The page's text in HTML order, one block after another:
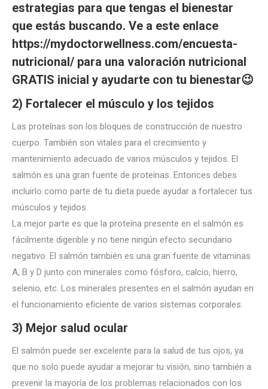
estrategias para que tengas el bienestar
que estás buscando. Ve a este enlace
https://mydoctorwellness.com/encuesta-
nutricional/ para una valoración nutricional
GRATIS inicial y ayudarte con tu bienestar😉
2) Fortalecer el músculo y los tejidos
Las proteínas son los bloques de construcción de nuestro
cuerpo. También son vitales para el crecimiento y
mantenimiento adecuado de varios músculos y tejidos. El
salmón es una gran fuente de proteínas. Entonces debes
incluirlo como parte de tu dieta puede ayudar a fortalecer tus
músculos y tejidos.
La mejor parte es que la proteína presente en el salmón es
fácilmente digerible y no tiene ningún efecto secundario
negativo. El salmón también es una gran fuente de vitaminas
A, B y D junto con minerales como fósforo, calcio, hierro,
selenio, etc. Los minerales presentes en el salmón ayudan en
el funcionamiento eficiente de varios sistemas corporales.
3) Mejor salud ocular
El salmón puede ser excelente para la salud de tus ojos, ya
que no solo puede ayudar a mejorar tu visión, sino también a
prevenir la mayoría de los problemas relacionados con los